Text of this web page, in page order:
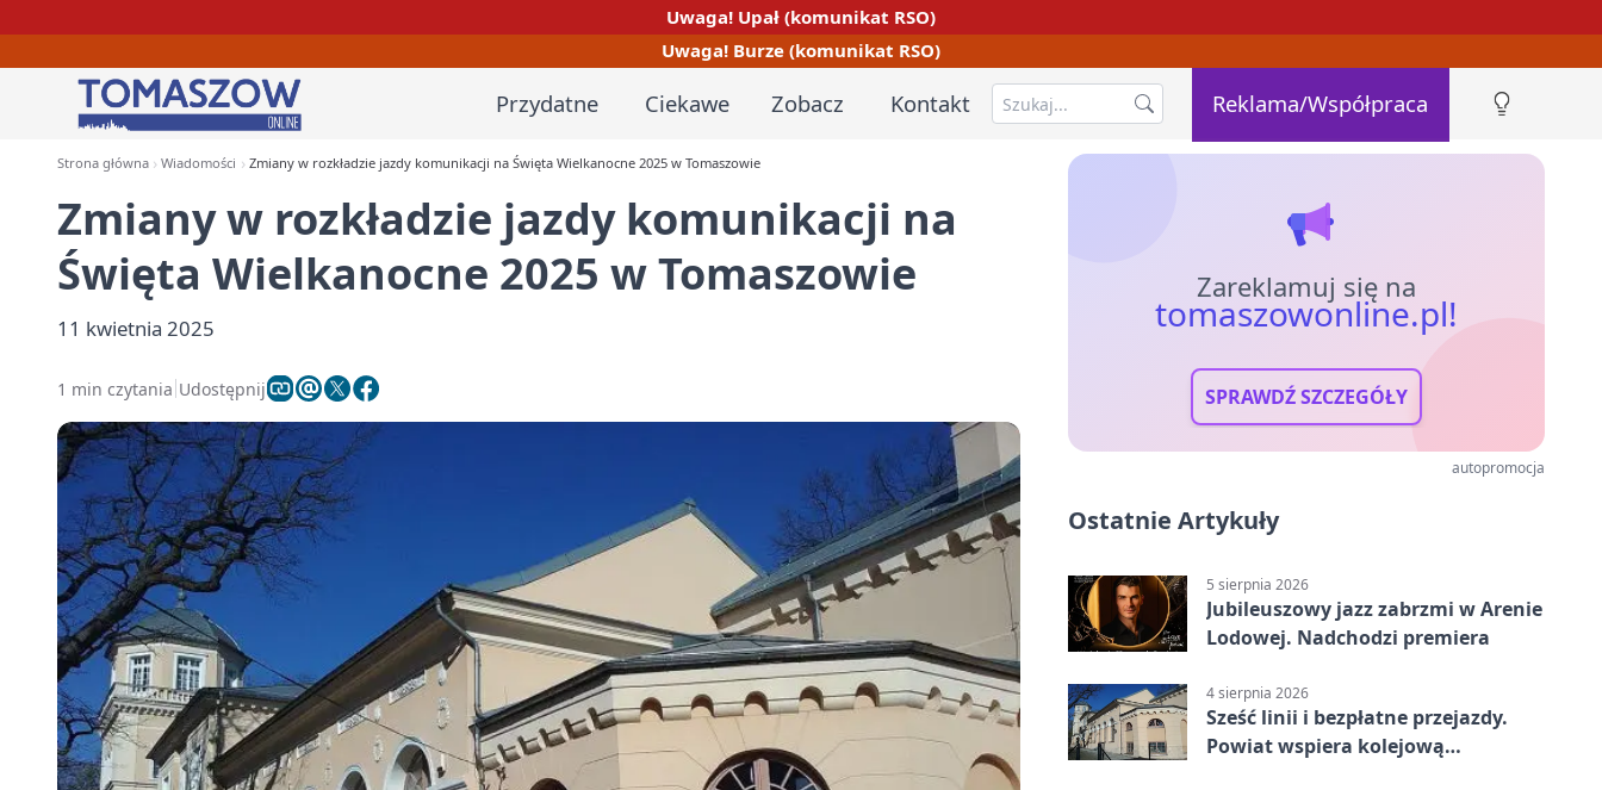
Uwaga! Upał (komunikat RSO)
Uwaga! Burze (komunikat RSO)
Przydatne Ciekawe Zobacz Kontakt Reklama/Współpraca
Strona główna Wiadomości Zmiany w rozkładzie jazdy komunikacji na Święta Wielkanocne 2025 w Tomaszowie
Zmiany w rozkładzie jazdy komunikacji na
Święta Wielkanocne 2025 w Tomaszowie
11 kwietnia 2025
1 min czytania Udostępnij
Zareklamuj się na
tomaszowonline.pl!
SPRAWDŹ SZCZEGÓŁY
autopromocja
Ostatnie Artykuły
5 sierpnia 2026
Jubileuszowy jazz zabrzmi w Arenie
Lodowej. Nadchodzi premiera
4 sierpnia 2026
Sześć linii i bezpłatne przejazdy.
Powiat wspiera kolejową